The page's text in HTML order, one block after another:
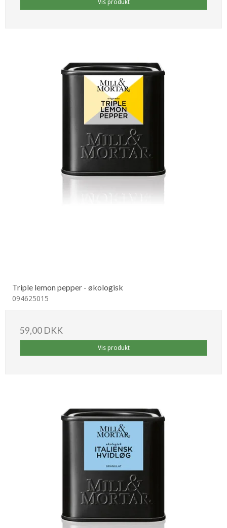
Vis produkt
Triple lemon pepper - økologisk
094625015
59,00 DKK
Vis produkt